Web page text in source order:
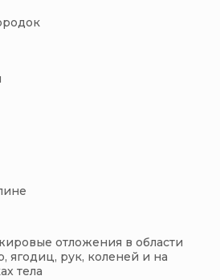
отложения в области
ягодиц, рук, коленей и на
тела